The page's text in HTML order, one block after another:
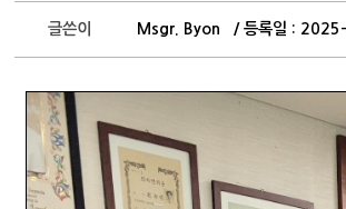
글쓴이 Msgr. Byon / 등록일 :